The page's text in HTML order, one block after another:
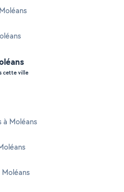
cette ville
à Moléans
Moléans